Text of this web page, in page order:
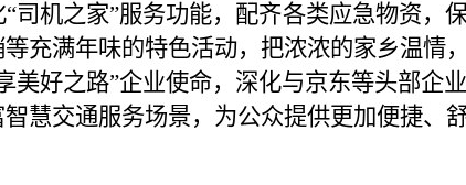
司机之家”服务功能，配齐各类应急物资
充满年味的特色活动，把浓浓的家乡温情
美好之路”企业使命，深化与京东等头部
慧交通服务场景，为公众提供更加便捷、